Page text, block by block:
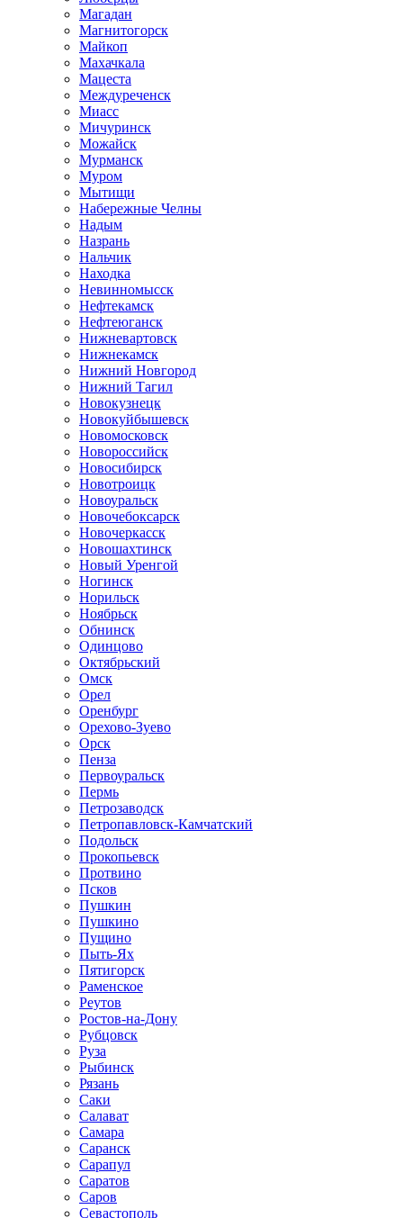
Магадан
Магнитогорск
Майкоп
Махачкала
Мацеста
Междуреченск
Миасс
Мичуринск
Можайск
Мурманск
Муром
Мытищи
Набережные Челны
Надым
Назрань
Нальчик
Находка
Невинномысск
Нефтекамск
Нефтеюганск
Нижневартовск
Нижнекамск
Нижний Новгород
Нижний Тагил
Новокузнецк
Новокуйбышевск
Новомосковск
Новороссийск
Новосибирск
Новотроицк
Новоуральск
Новочебоксарск
Новочеркасск
Новошахтинск
Новый Уренгой
Ногинск
Норильск
Ноябрьск
Обнинск
Одинцово
Октябрьский
Омск
Орел
Оренбург
Орехово-Зуево
Орск
Пенза
Первоуральск
Пермь
Петрозаводск
Петропавловск-Камчатский
Подольск
Прокопьевск
Протвино
Псков
Пушкин
Пушкино
Пущино
Пыть-Ях
Пятигорск
Раменское
Реутов
Ростов-на-Дону
Рубцовск
Руза
Рыбинск
Рязань
Саки
Салават
Самара
Саранск
Сарапул
Саратов
Саров
Севастополь